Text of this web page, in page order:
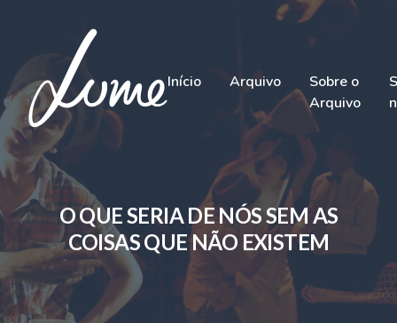
Início Arquivo
Sobre o
Arquivo
O QUE SERIA DE NÓS SEM AS
COISAS QUE NÃO EXISTEM